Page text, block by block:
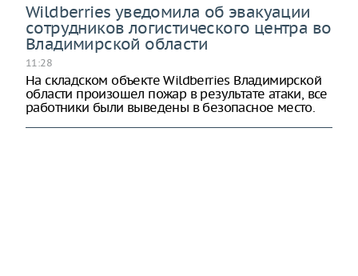
Wildberries уведомила об эвакуации
сотрудников логистического центра во
Владимирской области
11:28
На складском объекте Wildberries Владимирской
области произошел пожар в результате атаки, все
работники были выведены в безопасное место.